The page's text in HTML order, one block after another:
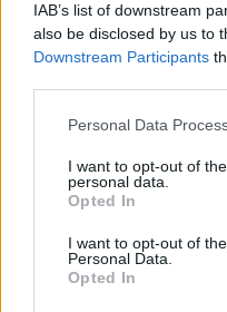
IAB’s list of downstream
also be disclosed by us to
Downstream Participants
Please note that this
not limited to your visit or
grant or deny consent to
use your data for below
consent section.
Personal Data
I want to opt-out of
personal data.
Opted In
I want to opt-out of
Personal Data.
Opted In